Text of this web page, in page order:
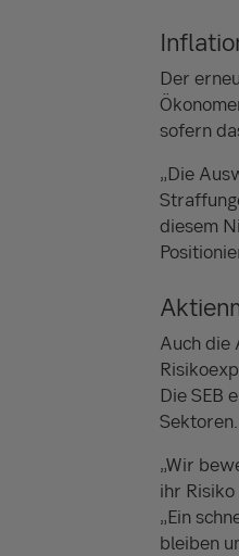
Der
sofern
„Die
diesem
Auch die
Die SEB
Sektoren.
„Wir
ihr
„Ein
bleiben